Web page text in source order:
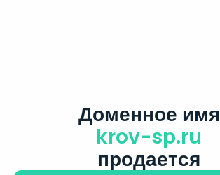
Доменное имя
krov-sp.ru
продается